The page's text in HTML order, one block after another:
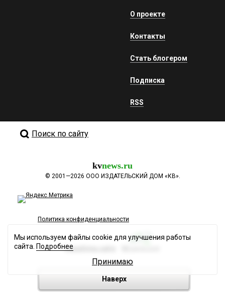
О проекте
Контакты
Стать блогером
Подписка
RSS
Поиск по сайту
kvnews.ru
© 2001—2026 ООО ИЗДАТЕЛЬСКИЙ ДОМ «КВ».
Политика конфиденциальности
Разработка сайта
Наверх
Мы используем файлы cookie для улучшения работы
сайта. Подробнее
Принимаю